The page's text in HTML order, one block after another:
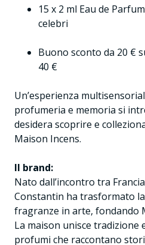
15 x 2 ml Eau de
celebri
Buono sconto da 20 €
40 €
Un’esperienza
profumeria e memoria si
desidera scoprire e
Maison Incens.
Il brand:
Nato dall’incontro tra
Constantin ha trasformato
fragranze in arte, fondando
La maison unisce tradizione
profumi che raccontano